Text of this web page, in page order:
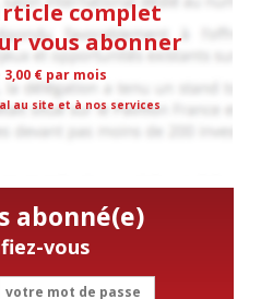
complet
vous abonner
€ par mois
au site et à nos services
abonné(e)
vous